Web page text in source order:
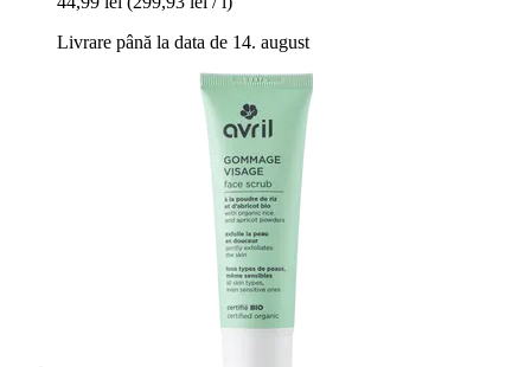
Livrare până la data de 14. august